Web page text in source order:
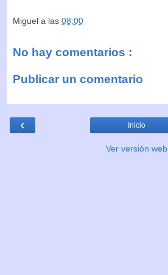
Miguel a las 08:00
No hay comentarios :
Publicar un comentario
‹ Inicio
Ver versión web